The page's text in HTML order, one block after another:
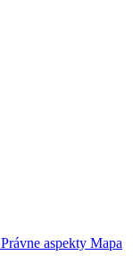
Právne aspekty Mapa